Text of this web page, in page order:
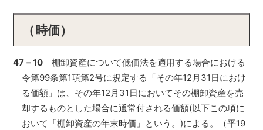
（時価）
47－10棚卸資産について低価法を適用する場合における
令第99条第1項第2号に規定する「その年12月31日におけ
る価額」は、その年12月31日においてその棚卸資産を売
却するものとした場合に通常付される価額(以下この項に
おいて「棚卸資産の年末時価」という。)による。（平19